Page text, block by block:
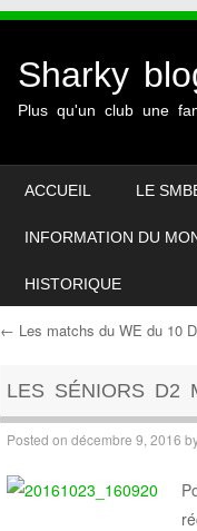
Sharky
Plus qu'un club une
ACCUEIL LE
INFORMATION DU
HISTORIQUE
Post
← Les matchs du WE du 10
LES SÉNIORS D2
Posted on décembre 9, 2016